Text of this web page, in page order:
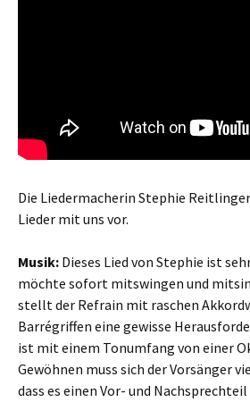
Die Liedermacherin Stephie
Lieder mit uns vor.
Musik: Dieses Lied von Stephie ist
möchte sofort mitswingen und
stellt der Refrain mit raschen
Barrégriffen eine gewisse
ist mit einem Tonumfang von einer
Gewöhnen muss sich der Vorsänger
dass es einen Vor- und